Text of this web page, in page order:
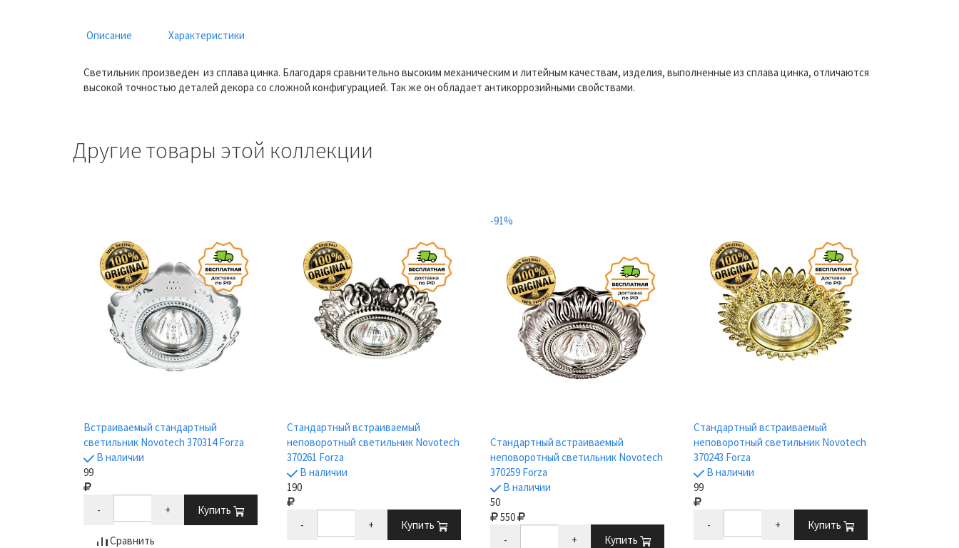
Описание Характеристики
Светильник произведен из сплава цинка. Благодаря сравнительно высоким механическим и литейным качествам, изделия, выполненные из сплава цинка, отличаются
высокой точностью деталей декора со сложной конфигурацией. Так же он обладает антикоррозийными свойствами.
Другие товары этой коллекции
Встраиваемый стандартный
светильник Novotech 370314 Forza
В наличии
99
- + Купить
Сравнить
Стандартный встраиваемый
неповоротный светильник Novotech
370261 Forza
В наличии
190
- + Купить
-91%
Стандартный встраиваемый
неповоротный светильник Novotech
370259 Forza
В наличии
50
550
-
+ Купить
Стандартный встраиваемый
неповоротный светильник Novotech
370243 Forza
В наличии
99
- + Купить